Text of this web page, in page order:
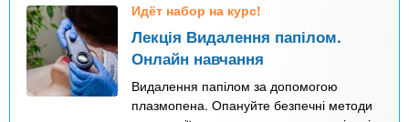
Идёт набор на курс!
Лекція Видалення папілом.
Онлайн навчання
Видалення папілом за допомогою
плазмопена. Опануйте безпечні методи